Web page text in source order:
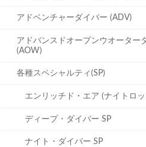
アドベンチャーダイバー (ADV)
アドバンスドオープンウオーター
(AOW)
各種スペシャルティ(SP)
エンリッチド・エア (ナイトロッ
ディープ・ダイバー SP
ナイト・ダイバー SP